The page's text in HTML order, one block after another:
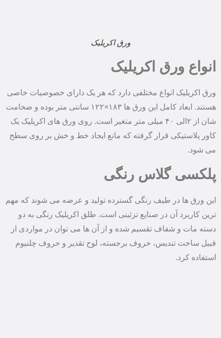
ورق اکریلیک
انواع ورق اکریلیک
ورق اکریلیک انواع مختلفی دارد که هر یک دارای خصوصیات خاصی
هستند. ابعاد کامل این ورق ها ۱۸۳×۱۲۲ سانتی متر بوده و ضخامت
شان از ۲الی ۴۰ میلی متر متغیر است. روی ورق های اکریلیک یک
کاور پلاستیکی قرار گرفته که مانع ایجاد خط و خش بر روی سطح‌
می شود.
پلکسی گلاس رنگی
این ورق ها در طیف رنگی گسترده تولید و عرضه می شوند که مهم
ترین کاربرد آن در صنایع تزئینی است.‌ طلق اکریلیک رنگی به دو
دسته مات و شفاف تقسیم شده و از آن ها می توان در مواردی از
قبیل ساخت تندیس، حروف برجسته، لوح تقدیر و حروف چلنیوم
استفاده کرد.